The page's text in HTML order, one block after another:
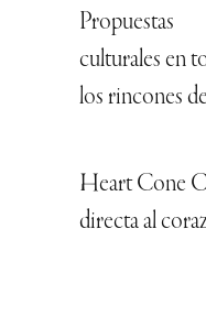
Propuestas
culturales en
los rincones
Heart Cone
directa al